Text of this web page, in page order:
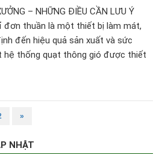
– NHỮNG ĐIỀU CẦN LƯU Ý
đơn thuần là một thiết bị làm mát,
đến hiệu quả sản xuất và sức
hệ thống quạt thông gió được thiết
»
NHẬT